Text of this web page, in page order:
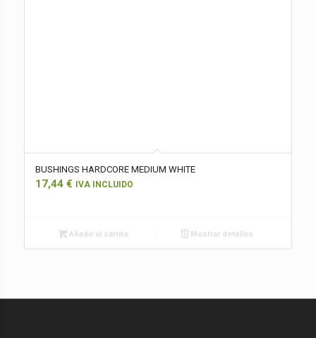
BUSHINGS HARDCORE MEDIUM WHITE
17,44 € IVA INCLUIDO
Añadir al carrito Mostrar detalles